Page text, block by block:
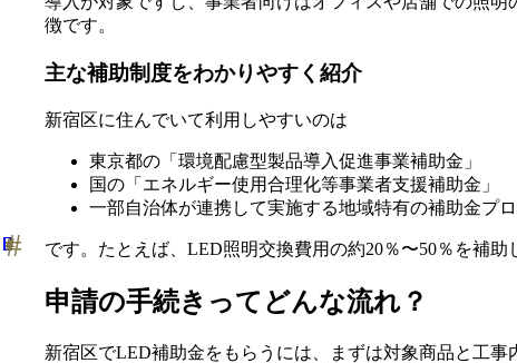
徴です。
主な補助制度をわかりやすく紹介
新宿区に住んでいて利用しやすいのは
東京都の「環境配慮型製品導入促進事業補助金」
国の「エネルギー使用合理化等事業者支援補助金」
一部自治体が連携して実施する地域特有の補助金プ
です。たとえば、LED照明交換費用の約20％〜50％を補
申請の手続きってどんな流れ？
新宿区でLED補助金をもらうには、まずは対象商品と工